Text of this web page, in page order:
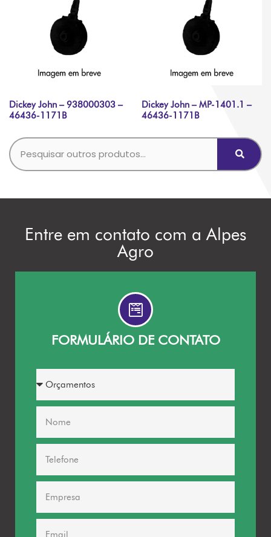
Dickey John – 938000303 –
46436-1171B
Dickey John – MP-1401.1 –
46436-1171B
Entre em contato com a Alpes
Agro
FORMULÁRIO DE CONTATO